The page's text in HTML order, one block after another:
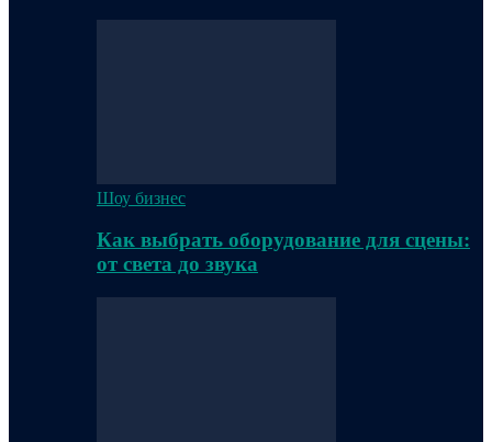
Шоу бизнес
Как выбрать оборудование для сцены:
от света до звука